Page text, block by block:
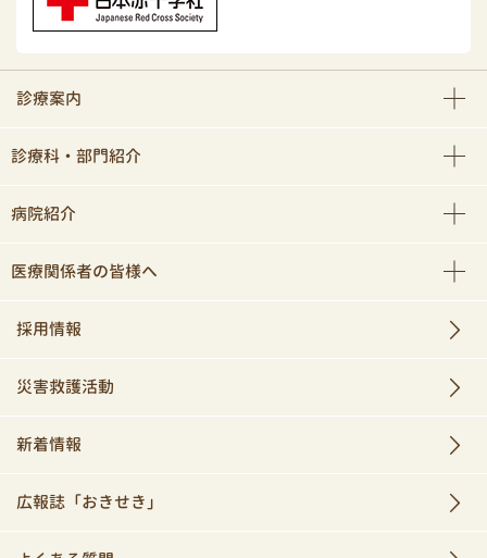
診療案内
診療科・部門紹介
病院紹介
医療関係者の皆様へ
採用情報
災害救護活動
新着情報
広報誌「おきせき」